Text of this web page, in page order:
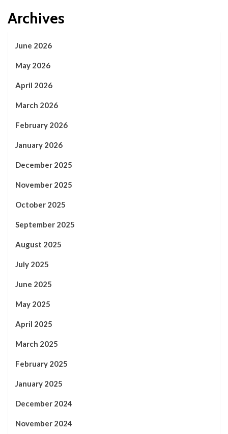
Archives
June 2026
May 2026
April 2026
March 2026
February 2026
January 2026
December 2025
November 2025
October 2025
September 2025
August 2025
July 2025
June 2025
May 2025
April 2025
March 2025
February 2025
January 2025
December 2024
November 2024